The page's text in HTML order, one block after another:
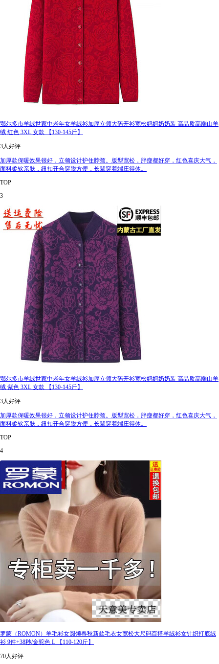
鄂尔多市羊绒世家中老年女羊绒衫加厚立领大码开衫宽松妈妈奶奶装 高品质高端山羊
绒 红色 3XL 女款 【130-145斤】
3人好评
加厚款保暖效果很好，立领设计护住脖颈。版型宽松，胖瘦都好穿，红色喜庆大气，
面料柔软亲肤，纽扣开合穿脱方便，长辈穿着端庄得体。
TOP
3
鄂尔多市羊绒世家中老年女羊绒衫加厚立领大码开衫宽松妈妈奶奶装 高品质高端山羊
绒 紫色 3XL 女款 【130-145斤】
3人好评
加厚款保暖效果很好，立领设计护住脖颈。版型宽松，胖瘦都好穿，红色喜庆大气，
面料柔软亲肤，纽扣开合穿脱方便，长辈穿着端庄得体。
TOP
4
罗蒙（ROMON）羊毛衫女圆领春秋新款毛衣女宽松大尺码百搭羊绒衫女针织打底绒
衫 9件+38秒/金驼色 L 【110-120斤】
70人好评